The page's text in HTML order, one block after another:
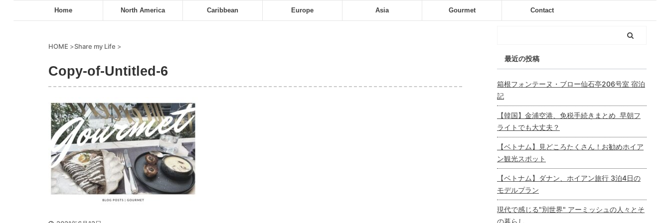
Home North America Caribbean Europe Asia Gourmet Contact
HOME >Share my Life >
Copy-of-Untitled-6
最近の投稿
箱根フォンテーヌ・ブロー仙石亭206号室 宿泊
記
【韓国】金浦空港、免税手続きまとめ 早朝フ
ライトでも大丈夫？
【ベトナム】見どころたくさん！お勧めホイア
ン観光スポット
【ベトナム】ダナン、ホイアン旅行 3泊4日の
モデルプラン
現代で感じる"別世界" アーミッシュの人々とそ
の暮らし